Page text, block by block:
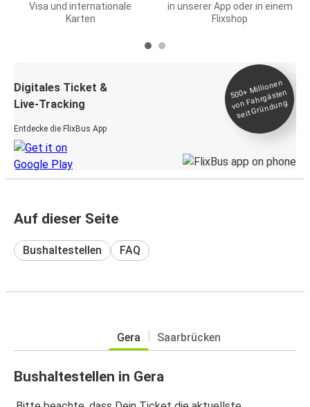
Visa und internationale
Karten
in unserer App oder in einem
Flixshop
Digitales Ticket &
Live-Tracking
Entdecke die FlixBus App
500+
Millionen
von Fahrgästen
seit
Gründung
Auf dieser Seite
Bushaltestellen FAQ
Gera Saarbrücken
Bushaltestellen in Gera